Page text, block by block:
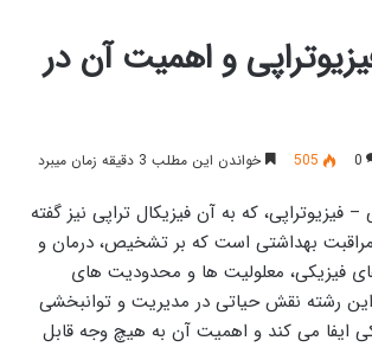
و اهمیت آن در
0
505 خواندن این مطلب 3 دقیقه زمان میبرد
– فیزیوتراپی، که به آن فیزیکال تراپی نیز گفته
بهداشتی است که بر تشخیص، درمان و
فیزیکی، معلولیت ها و محدودیت های
این رشته نقش حیاتی در مدیریت و توانبخشی
ایفا می کند و اهمیت آن به هیچ وجه قابل